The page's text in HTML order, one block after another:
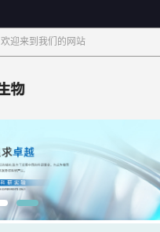
欢迎来到我们的网站